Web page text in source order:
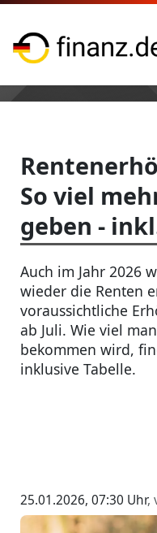
So viel
geben -
Auch im Jahr 2026
wieder die Renten
voraussichtliche
ab Juli. Wie viel
bekommen wird,
inklusive Tabelle.
25.01.2026, 07:30 Uhr,